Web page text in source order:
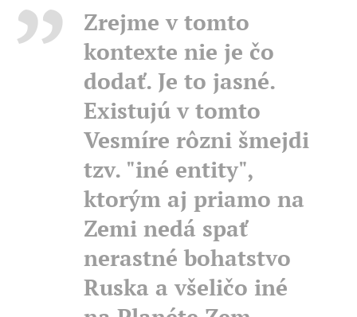
Zrejme v tomto
kontexte nie je čo
dodať. Je to jasné.
Existujú v tomto
Vesmíre rôzni šmejdi
tzv. "iné entity",
ktorým aj priamo na
Zemi nedá spať
nerastné bohatstvo
Ruska a všeličo iné